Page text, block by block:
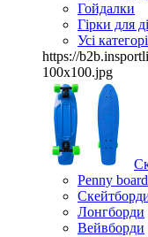
Гойдалки
Гірки для
Усі
https://
100x100.jpg
Penny board
Лонгборди
Вейвборди